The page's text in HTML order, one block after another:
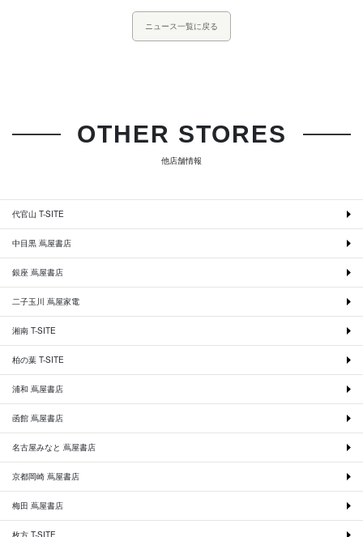
ニュース一覧に戻る
OTHER STORES
他店舗情報
代官山 T-SITE
中目黒 蔦屋書店
銀座 蔦屋書店
二子玉川 蔦屋家電
湘南 T-SITE
柏の葉 T-SITE
浦和 蔦屋書店
函館 蔦屋書店
名古屋みなと 蔦屋書店
京都岡崎 蔦屋書店
梅田 蔦屋書店
枚方 T-SITE